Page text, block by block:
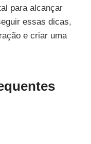
para alcançar
essas dicas,
e criar uma